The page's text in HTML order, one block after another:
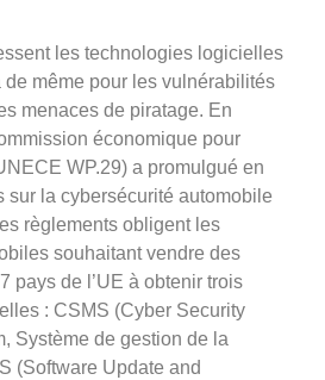
les technologies logicielles
même pour les vulnérabilités
menaces de piratage. En
économique pour
WP.29) a promulgué en
sur la cybersécurité automobile
règlements obligent les
souhaitant vendre des
pays de l’UE à obtenir trois
: CSMS (Cyber Security
Système de gestion de la
(Software Update and